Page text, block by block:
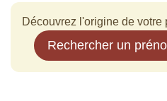
Découvrez l'origine de votre
Rechercher un